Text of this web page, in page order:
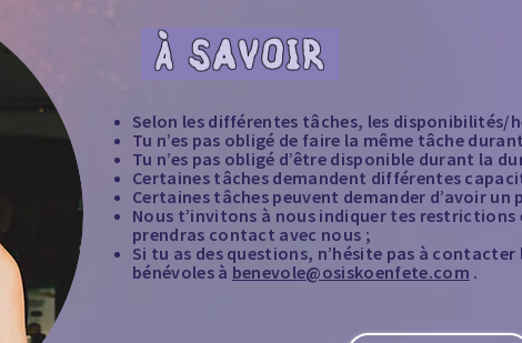
Selon les différentes tâches, les disponibilités/
Tu n’es pas obligé de faire la même tâche
Tu n’es pas obligé d’être disponible durant la
Certaines tâches demandent différentes
Certaines tâches peuvent demander d’avoir un
Nous t’invitons à nous indiquer tes
prendras contact avec nous ;
Si tu as des questions, n’hésite pas à
bénévoles à benevole@osiskoenfete.com .
À SAVOIR